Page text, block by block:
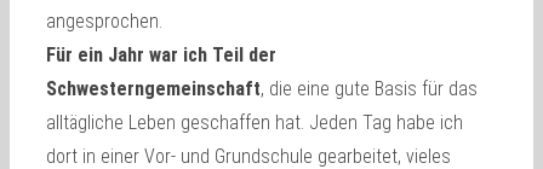
angesprochen.
Für ein Jahr war ich Teil der
Schwesterngemeinschaft, die eine gute Basis für das
alltägliche Leben geschaffen hat. Jeden Tag habe ich
dort in einer Vor- und Grundschule gearbeitet, vieles